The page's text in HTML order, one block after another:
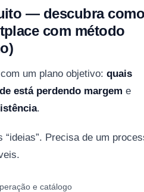
— descubra como
com método
um plano objetivo: quais
está perdendo margem e
.
“ideias”. Precisa de um
e catálogo